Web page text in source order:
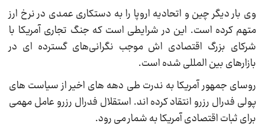
وی بار دیگر چین و اتحادیه اروپا را به دستکاری عمدی در نرخ ارز
متهم کرده است. این در شرایطی است که جنگ تجاری آمریکا با
شرکای بزرگ اقتصادی اش موجب نگرانی‌های گسترده ای در
بازارهای بین المللی شده است.
روسای جمهور آمریکا به ندرت طی دهه های اخیر از سیاست های
پولی فدرال رزرو انتقاد کرده اند. استقلال فدرال رزرو عامل مهمی
برای ثبات اقتصادی آمریکا به شمار می رود.